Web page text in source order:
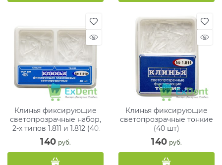
Клинья фиксирующие
светопрозрачные набор,
2-х типов 1.811 и 1.812 (40
шт)
140 руб.
Клинья фиксирующие
светопрозрачные тонкие
(40 шт)
140 руб.